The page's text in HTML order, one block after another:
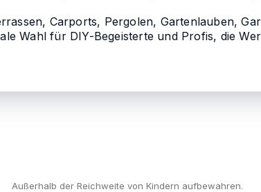
Carports, Pergolen, Gartenlauben,
Wahl für DIY-Begeisterte und Profis, die
Außerhalb der Reichweite von Kindern aufbewahren.